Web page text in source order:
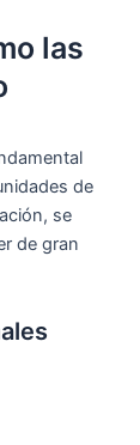
las
de
se
de gran